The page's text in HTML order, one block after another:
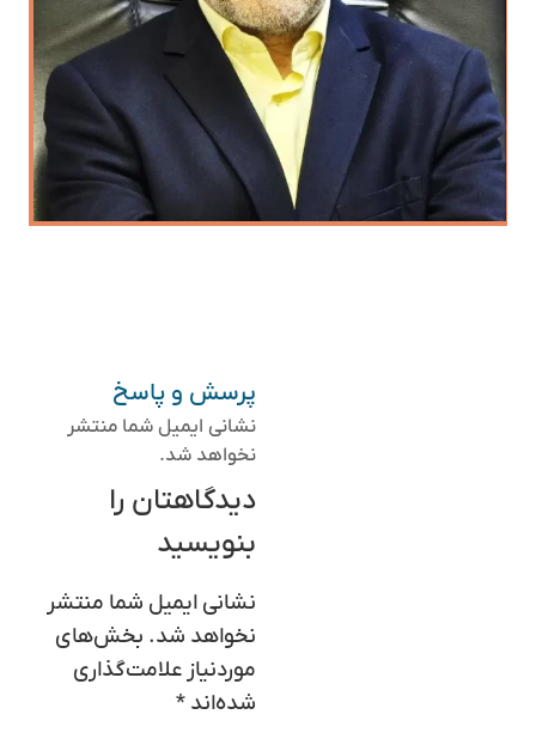
پرسش و پاسخ
نشانی ایمیل شما منتشر
نخواهد شد.
دیدگاهتان را
بنویسید
نشانی ایمیل شما منتشر
نخواهد شد. بخش‌های
موردنیاز علامت‌گذاری
شده‌اند *